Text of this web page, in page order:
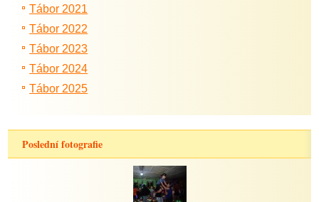
Tábor 2021
Tábor 2022
Tábor 2023
Tábor 2024
Tábor 2025
Poslední fotografie